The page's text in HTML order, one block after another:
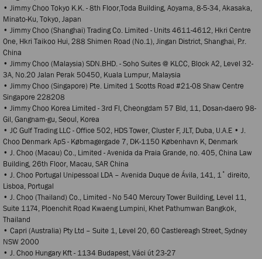
• Jimmy Choo Tokyo K.K. - 8th Floor,Toda Building, Aoyama, 8-5-34, Akasaka,
Minato-Ku, Tokyo, Japan
• Jimmy Choo (Shanghai) Trading Co. Limited - Units 4611-4612, Hkri Centre
One, Hkri Taikoo Hui, 288 Shimen Road (No.1), Jingan District, Shanghai, P.r.
China
• Jimmy Choo (Malaysia) SDN.BHD. - Soho Suites @ KLCC, Block A2, Level 32-
3A, No.20 Jalan Perak 50450, Kuala Lumpur, Malaysia
• Jimmy Choo (Singapore) Pte. Limited 1 Scotts Road #21-08 Shaw Centre
Singapore 228208
• Jimmy Choo Korea Limited - 3rd Fl, Cheongdam 57 Bld, 11, Dosan-daero 98-
Gil, Gangnam-gu, Seoul, Korea
• JC Gulf Trading LLC - Office 502, HDS Tower, Cluster F, JLT, Duba, U.A.E • J.
Choo Denmark ApS - Købmagergade 7, DK-1150 København K, Denmark
• J. Choo (Macau) Co., Limited - Avenida da Praia Grande, no. 405, China Law
Building, 26th Floor, Macau, SAR China
• J. Choo Portugal Unipessoal LDA – Avenida Duque de Ávila, 141, 1˚ direito,
Lisboa, Portugal
• J. Choo (Thailand) Co., Limited - No 540 Mercury Tower Building, Level 11,
Suite 1174, Ploenchit Road Kwaeng Lumpini, Khet Pathumwan Bangkok,
Thailand
• Capri (Australia) Pty Ltd – Suite 1, Level 20, 60 Castlereagh Street, Sydney
NSW 2000
• J. Choo Hungary Kft - 1134 Budapest, Váci ύt 23-27